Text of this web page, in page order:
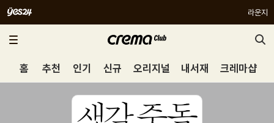
라운지
홈 추천 인기 신규 오리지널 내서재 크레마샵